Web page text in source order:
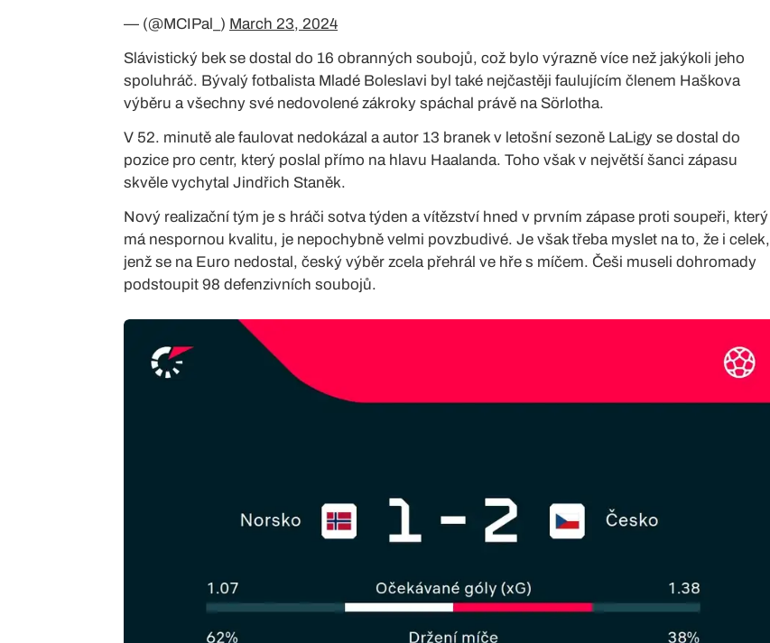
— (@MCIPal_) March 23, 2024
Slávistický bek se dostal do 16 obranných soubojů, což bylo výrazně více než jakýkoli jeho
spoluhráč. Bývalý fotbalista Mladé Boleslavi byl také nejčastěji faulujícím členem Haškova
výběru a všechny své nedovolené zákroky spáchal právě na Sörlotha.
V 52. minutě ale faulovat nedokázal a autor 13 branek v letošní sezoně LaLigy se dostal do
pozice pro centr, který poslal přímo na hlavu Haalanda. Toho však v největší šanci zápasu
skvěle vychytal Jindřich Staněk.
Nový realizační tým je s hráči sotva týden a vítězství hned v prvním zápase proti soupeři, který
má nespornou kvalitu, je nepochybně velmi povzbudivé. Je však třeba myslet na to, že i celek,
jenž se na Euro nedostal, český výběr zcela přehrál ve hře s míčem. Češi museli dohromady
podstoupit 98 defenzivních soubojů.